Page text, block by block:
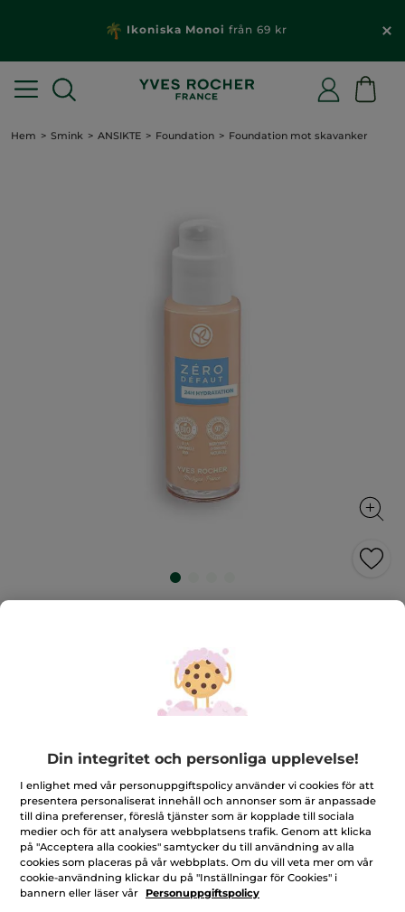
Ikoniska Monoi från 69 kr
Hem Smink ANSIKTE Foundation Foundation mot skavanker
En perfekt, jämn hudton som är återfuktad hela
dagen!
30 ml
★★★★★
★★★★★
stjärnor.
Läs
recensioner
Foundation
mot
skavanker
(7)LÄGG TILL RECENSION
Rosa 200
+24
Antal
Din integritet och personliga upplevelse!
I enlighet med vår personuppgiftspolicy använder vi cookies för att
presentera personaliserat innehåll och annonser som är anpassade
till dina preferenser, föreslå tjänster som är kopplade till sociala
medier och för att analysera webbplatsens trafik. Genom att klicka
på "Acceptera alla cookies" samtycker du till användning av alla
cookies som placeras på vår webbplats. Om du vill veta mer om vår
cookie-användning klickar du på "Inställningar för Cookies" i
bannern eller läser vår
Personuppgiftspolicy